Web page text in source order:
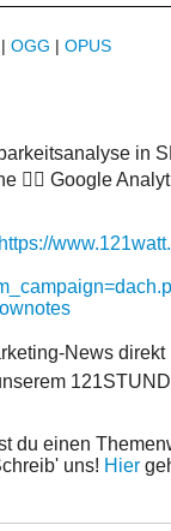
| OGG | OPUS
in
👉🏼 Google
https://
News direkt
du einen
uns! Hier